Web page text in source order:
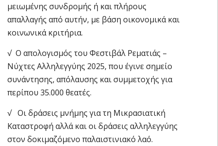
μειωμένης συνδρομής ή και πλήρους
απαλλαγής από αυτήν, με βάση οικονομικά και
κοινωνικά κριτήρια.
√ Ο απολογισμός του Φεστιβάλ Ρεματιάς –
Νύχτες Αλληλεγγύης 2025, που έγινε σημείο
συνάντησης, απόλαυσης και συμμετοχής για
περίπου 35.000 θεατές.
√ Οι δράσεις μνήμης για τη Μικρασιατική
Καταστροφή αλλά και οι δράσεις αλληλεγγύης
στον δοκιμαζόμενο παλαιστινιακό λαό.